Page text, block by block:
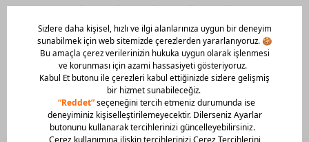
Mobil Uygulamamızı Hemen İndir!